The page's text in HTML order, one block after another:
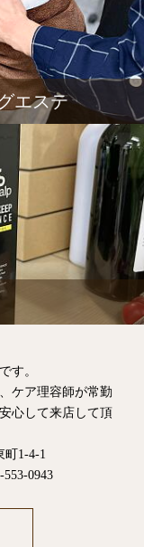
エステ
す。
ケア理容師が常勤
心して来店して頂
町1-4-1
0943